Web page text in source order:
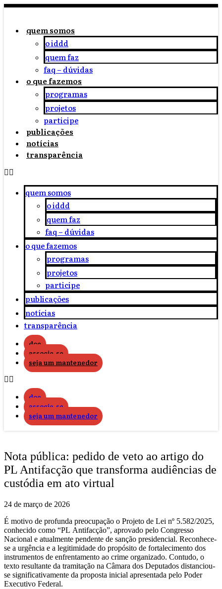
quem somos
o iddd
quem faz
faq – dúvidas
o que fazemos
programas
projetos
participe
publicações
notícias
transparência
quem somos
o iddd
quem faz
faq – dúvidas
o que fazemos
programas
projetos
participe
publicações
notícias
transparência
doe
associe-se
seja um mantenedor
doe
associe-se
seja um mantenedor
Nota pública: pedido de veto ao artigo do
PL Antifacção que transforma audiências de
custódia em ato virtual
24 de março de 2026
É motivo de profunda preocupação o Projeto de Lei nº 5.582/2025,
conhecido como “PL Antifacção”, aprovado pelo Congresso
Nacional e atualmente pendente de sanção presidencial. Reconhece-
se a urgência e a legitimidade do propósito de fortalecimento dos
instrumentos de enfrentamento ao crime organizado. Contudo, o
texto resultante da tramitação na Câmara dos Deputados distanciou-
se significativamente da proposta inicial apresentada pelo Poder
Executivo Federal.